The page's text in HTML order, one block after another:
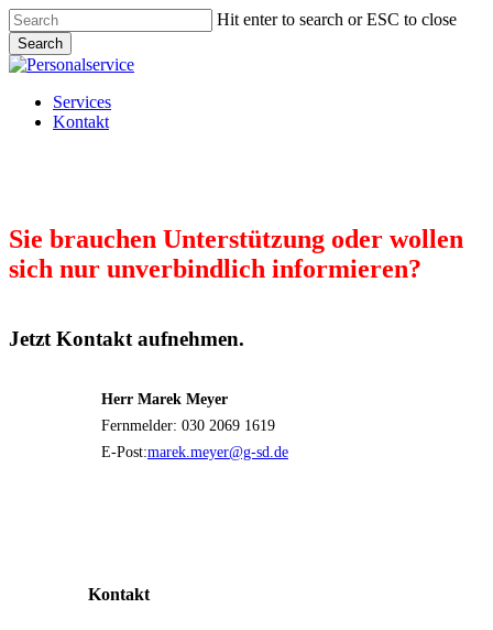
Skip
to
main
content
Hit enter to search or ESC to close
Search
Close
Menu
Services
Kontakt
Sie brauchen Unterstützung oder wollen
sich nur unverbindlich informieren?
Jetzt Kontakt aufnehmen.
Herr Marek Meyer
Fernmelder: 030 2069 1619
E-Post:marek.meyer@g-sd.de
Kontakt